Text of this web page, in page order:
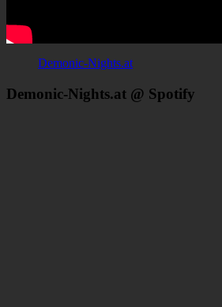
Demonic-Nights.at
Demonic-Nights.at @ Spotify